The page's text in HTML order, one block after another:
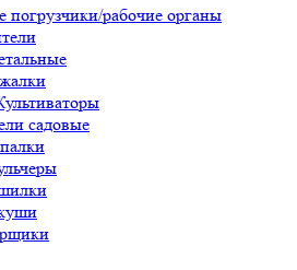
погрузчики/рабочие органы
садовые